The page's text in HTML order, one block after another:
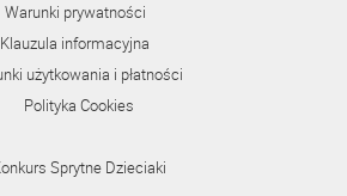
Warunki prywatności
Klauzula informacyjna
użytkowania i płatności
Polityka Cookies
Sprytne Dzieciaki